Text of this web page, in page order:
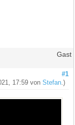
Gast
#1
17:59 vonStefan .)